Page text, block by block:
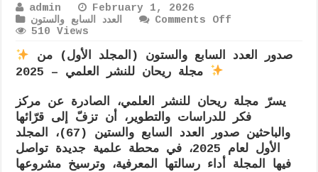
admin
February 1, 2026
العدد السابع والستون
Comments Off
والستون
510 Views
يسرّ مجلة ريحان للنشر العلمي، الصادرة عن مركز
فكر للدراسات والتطوير ، أن تزفّ إلى قرّائها
والباحثين صدور
العدد السابع والستين (67)، المجلد
الأول لعام 2025
، في محطة علمية جديدة تواصل
فيها المجلة أداء رسالتها المعرفية، وترسيخ مشروعها